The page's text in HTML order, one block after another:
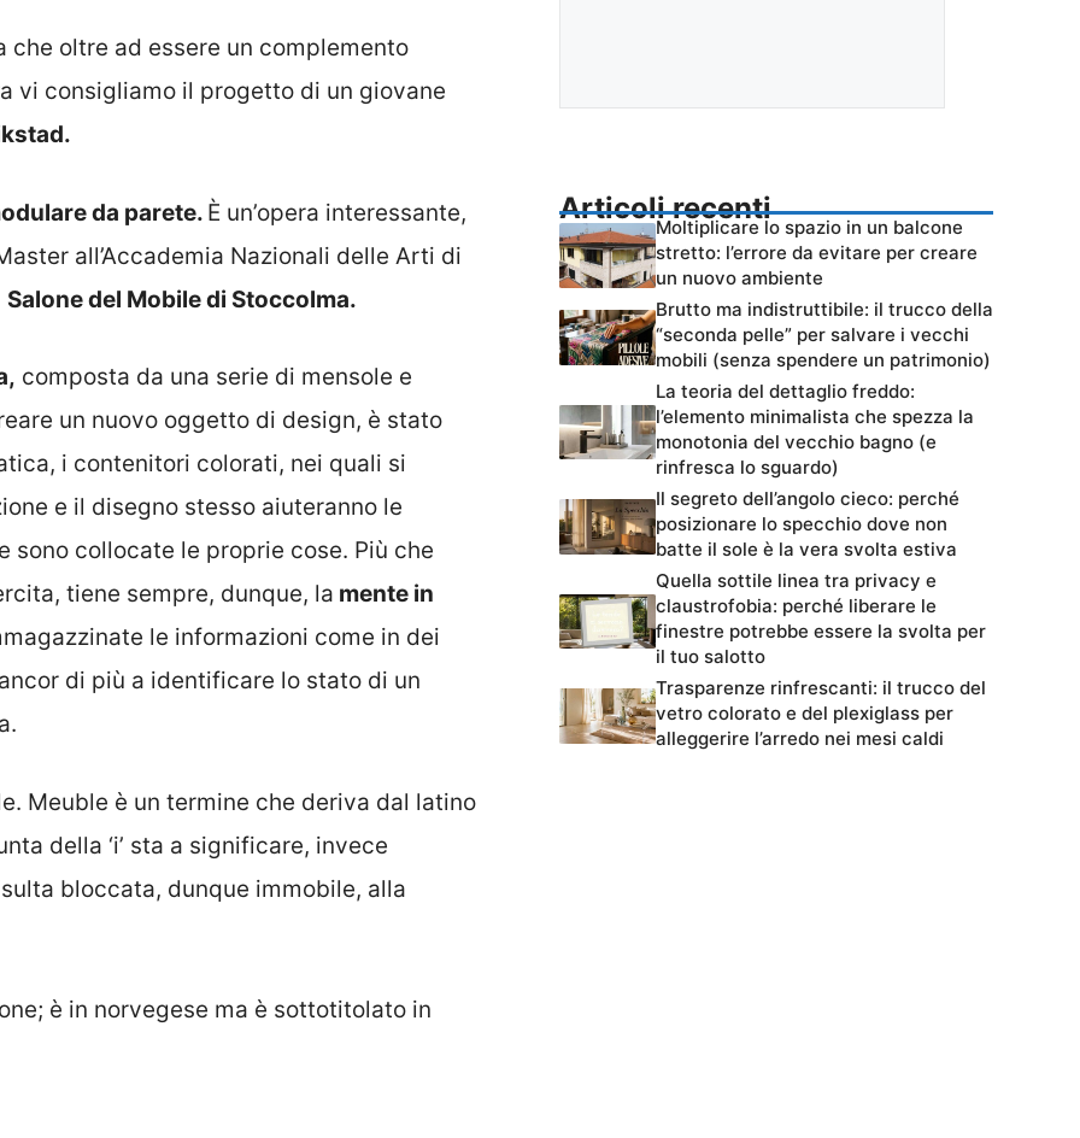
oltre ad essere un complemento
vi consigliamo il progetto di un giovane
da parete. È un’opera interessante,
all’Accademia Nazionali delle Arti di
Salone del Mobile di Stoccolma.
composta da una serie di mensole e
un nuovo oggetto di design, è stato
i contenitori colorati, nei quali si
e il disegno stesso aiuteranno le
sono collocate le proprie cose. Più che
tiene sempre, dunque, la mente in
le informazioni come in dei
di più a identificare lo stato di un
Meuble è un termine che deriva dal latino
della ‘i’ sta a significare, invece
bloccata, dunque immobile, alla
è in norvegese ma è sottotitolato in
Articoli recenti
Moltiplicare lo spazio in un balcone
stretto: l’errore da evitare per creare
un nuovo ambiente
Brutto ma indistruttibile: il trucco della
“seconda pelle” per salvare i vecchi
mobili (senza spendere un patrimonio)
La teoria del dettaglio freddo:
l’elemento minimalista che spezza la
monotonia del vecchio bagno (e
rinfresca lo sguardo)
Il segreto dell’angolo cieco: perché
posizionare lo specchio dove non
batte il sole è la vera svolta estiva
Quella sottile linea tra privacy e
claustrofobia: perché liberare le
finestre potrebbe essere la svolta per
il tuo salotto
Trasparenze rinfrescanti: il trucco del
vetro colorato e del plexiglass per
alleggerire l’arredo nei mesi caldi